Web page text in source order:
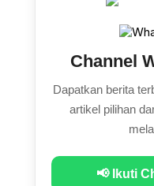
Channel
Dapatkan berita
artikel pilihan
📢 Ikuti